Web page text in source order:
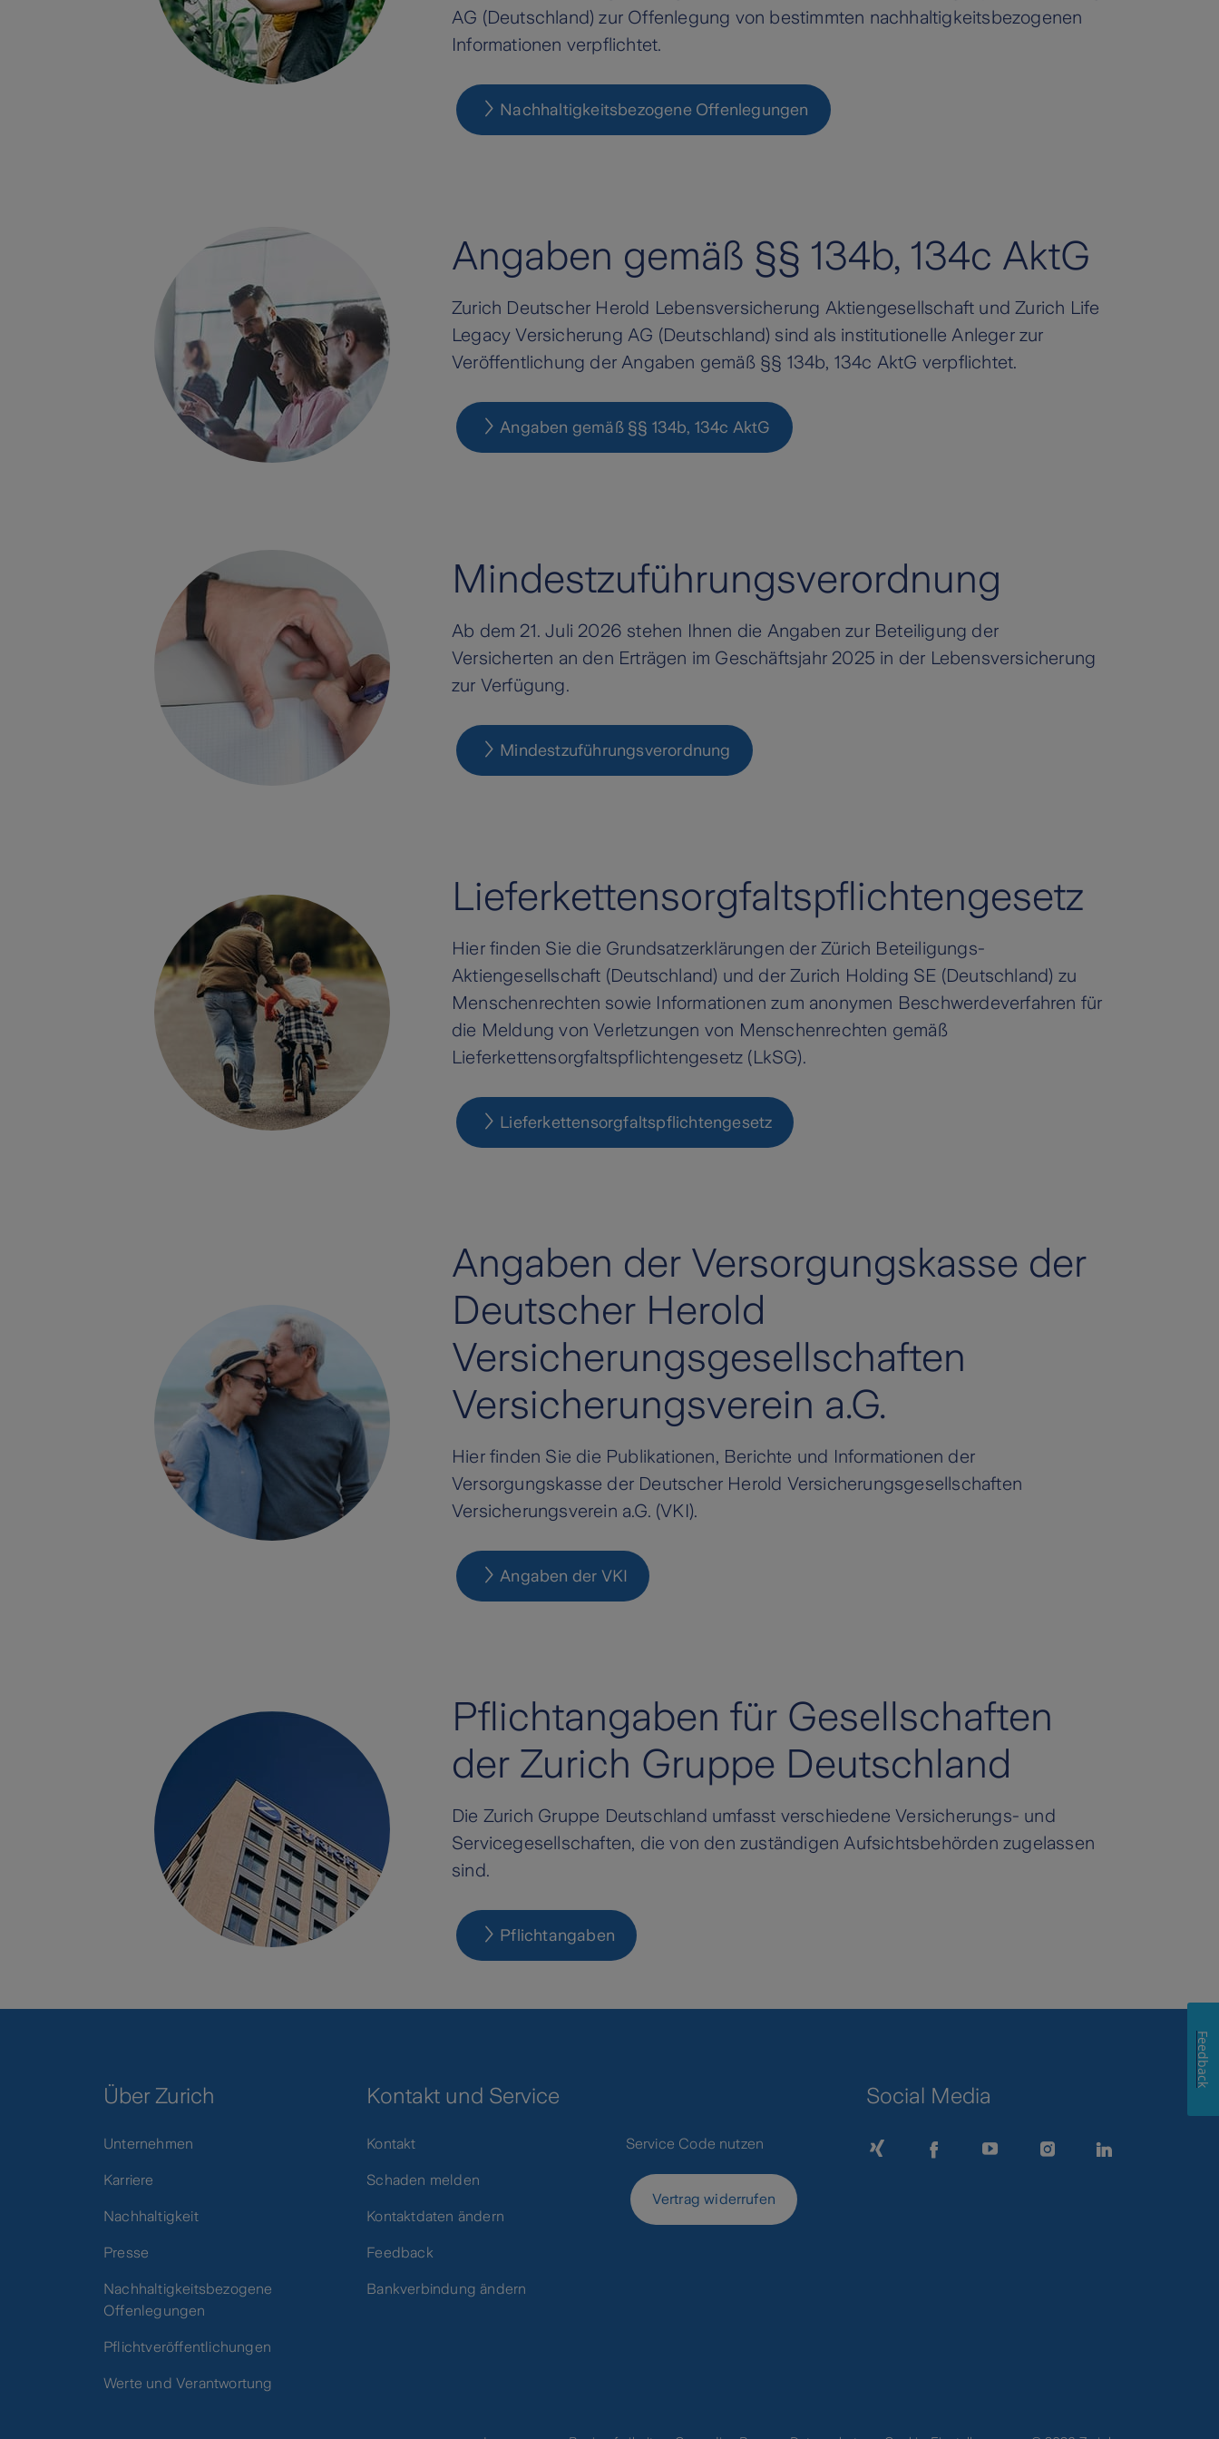
AG (Deutschland) zur Offenlegung von bestimmten nachhaltigkeitsbezogenen
Informationen verpflichtet.
Nachhaltigkeitsbezogene Offenlegungen
Angaben gemäß §§ 134b, 134c AktG
Zurich Deutscher Herold Lebensversicherung Aktiengesellschaft und Zurich Life
Legacy Versicherung AG (Deutschland) sind als institutionelle Anleger zur
Veröffentlichung der Angaben gemäß §§ 134b, 134c AktG verpflichtet.
Angaben gemäß §§ 134b, 134c AktG
Mindestzuführungsverordnung
Ab dem 21. Juli 2026 stehen Ihnen die Angaben zur Beteiligung der
Versicherten an den Erträgen im Geschäftsjahr 2025 in der Lebensversicherung
zur Verfügung.
Mindestzuführungsverordnung
Lieferkettensorgfaltspflichtengesetz
Hier finden Sie die Grundsatzerklärungen der Zürich Beteiligungs-
Aktiengesellschaft (Deutschland) und der Zurich Holding SE (Deutschland) zu
Menschenrechten sowie Informationen zum anonymen Beschwerdeverfahren für
die Meldung von Verletzungen von Menschenrechten gemäß
Lieferkettensorgfaltspflichtengesetz (LkSG).
Lieferkettensorgfaltspflichtengesetz
Angaben der Versorgungskasse der
Deutscher Herold
Versicherungsgesellschaften
Versicherungsverein a.G.
Hier finden Sie die Publikationen, Berichte und Informationen der
Versorgungskasse der Deutscher Herold Versicherungsgesellschaften
Versicherungsverein a.G. (VKI).
Angaben der VKI
Pflichtangaben für Gesellschaften
der Zurich Gruppe Deutschland
Die Zurich Gruppe Deutschland umfasst verschiedene Versicherungs- und
Servicegesellschaften, die von den zuständigen Aufsichtsbehörden zugelassen
sind.
Pflichtangaben
Über Zurich
Unternehmen
Karriere
Nachhaltigkeit
Presse
Nachhaltigkeitsbezogene
Offenlegungen
Pflichtveröffentlichungen
Werte und Verantwortung
Kontakt und Service
Kontakt
Schaden melden
Kontaktdaten ändern
Feedback
Bankverbindung ändern
Service Code nutzen
Vertrag widerrufen
Social Media
Feedback